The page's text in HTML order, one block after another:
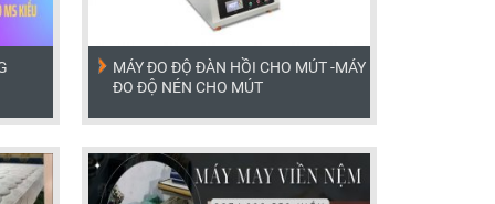
MÁY ĐO ĐỘ ĐÀN HỒI CHO MÚT -MÁY
ĐO ĐỘ NÉN CHO MÚT